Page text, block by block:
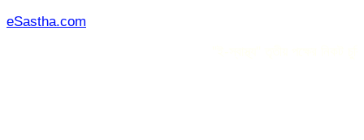
Skip
eSastha.com